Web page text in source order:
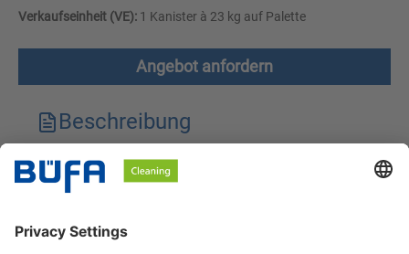
Verkaufseinheit (VE): 1 Kanister à 23 kg auf Palette
Angebot anfordern
Beschreibung
Technische Merkmale
Sicherheitshinweise